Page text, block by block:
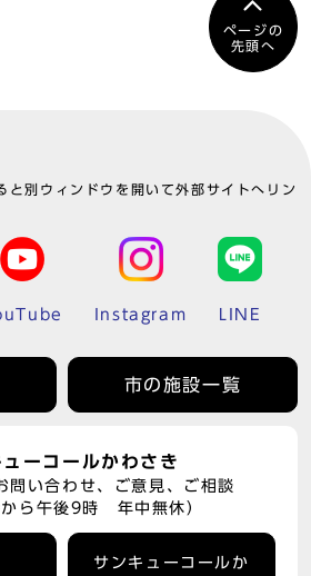
ページの
先頭へ
と別ウィンドウを開いて外部サイトへリン
Instagram LINE
市の施設一覧
ーコールかわさき
問い合わせ、ご意見、ご相談
から午後9時 年中無休）
サンキューコールか